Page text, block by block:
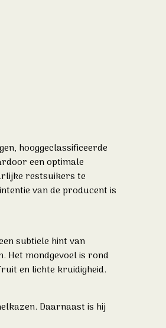
hooggeclassificeerde
een optimale
restsuikers te
van de producent is
subtiele hint van
Het mondgevoel is rond
en lichte kruidigheid.
Daarnaast is hij